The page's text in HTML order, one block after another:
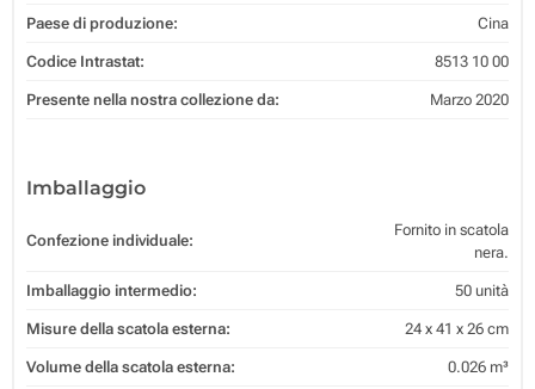
Paese di produzione: Cina
Codice Intrastat: 8513 10 00
Presente nella nostra collezione da: Marzo 2020
Imballaggio
Confezione individuale:
Fornito in scatola
nera.
Imballaggio intermedio: 50 unità
Misure della scatola esterna: 24 x 41 x 26 cm
Volume della scatola esterna: 0.026 m³